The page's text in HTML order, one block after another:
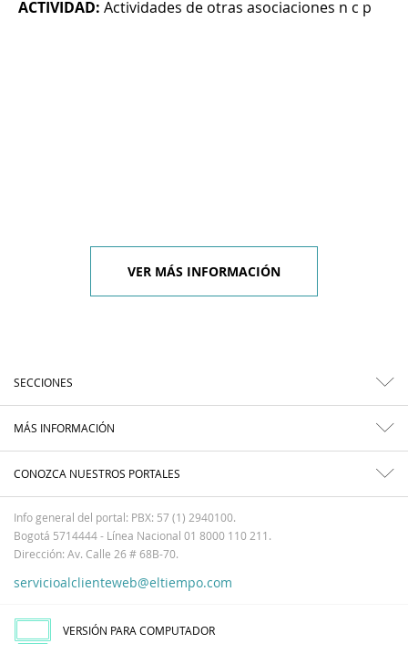
ACTIVIDAD: Actividades de otras asociaciones n c p
VER MÁS INFORMACIÓN
SECCIONES
MÁS INFORMACIÓN
CONOZCA NUESTROS PORTALES
Info general del portal: PBX: 57 (1) 2940100.
Bogotá 5714444 - Línea Nacional 01 8000 110 211.
Dirección: Av. Calle 26 # 68B-70.
servicioalclienteweb@eltiempo.com
VERSIÓN PARA COMPUTADOR